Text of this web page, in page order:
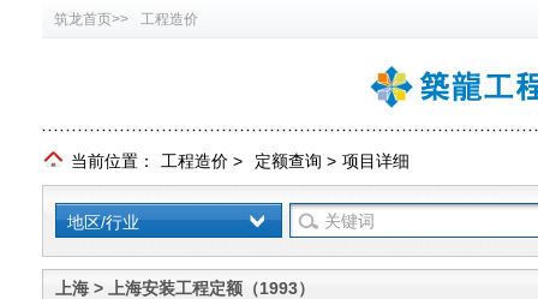
筑龙首页>> 工程造价
当前位置： 工程造价 > 定额查询 > 项目详细
地区/行业
上海 > 上海安装工程定额（1993）